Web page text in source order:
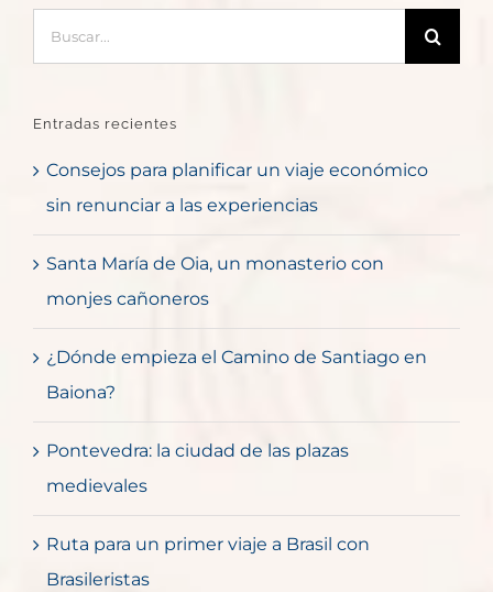
Entradas recientes
Consejos para planificar un viaje económico
sin renunciar a las experiencias
Santa María de Oia, un monasterio con
monjes cañoneros
¿Dónde empieza el Camino de Santiago en
Baiona?
Pontevedra: la ciudad de las plazas
medievales
Ruta para un primer viaje a Brasil con
Brasileristas